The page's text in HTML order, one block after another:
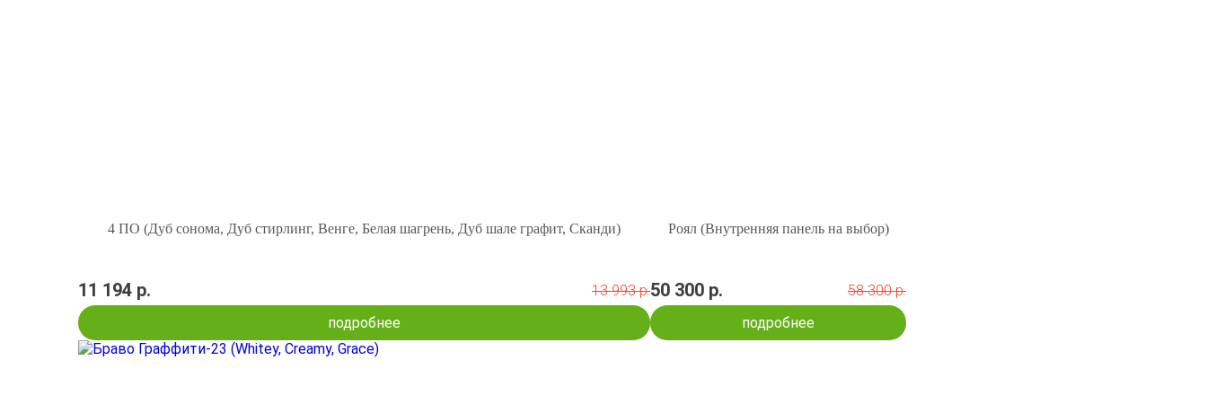
4 ПО (Дуб сонома, Дуб стирлинг, Венге, Белая шагрень, Дуб шале графит, Сканди)
11 194 р.
13 993 р.
подробнее
Роял (Внутренняя панель на выбор)
50 300 р.
58 300 р.
подробнее